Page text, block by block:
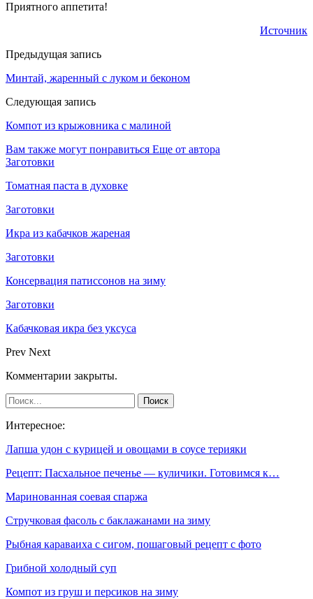
Приятного аппетита!
Источник
Предыдущая запись
Минтай, жаренный с луком и беконом
Следующая запись
Компот из крыжовника с малиной
Вам также могут понравиться Еще от автора
Заготовки
Томатная паста в духовке
Заготовки
Икра из кабачков жареная
Заготовки
Консервация патиссонов на зиму
Заготовки
Кабачковая икра без уксуса
Prev Next
Комментарии закрыты.
Интересное:
Лапша удон с курицей и овощами в соусе терияки
Рецепт: Пасхальное печенье — куличики. Готовимся к…
Маринованная соевая спаржа
Стручковая фасоль с баклажанами на зиму
Рыбная караваиха с сигом, пошаговый рецепт с фото
Грибной холодный суп
Компот из груш и персиков на зиму